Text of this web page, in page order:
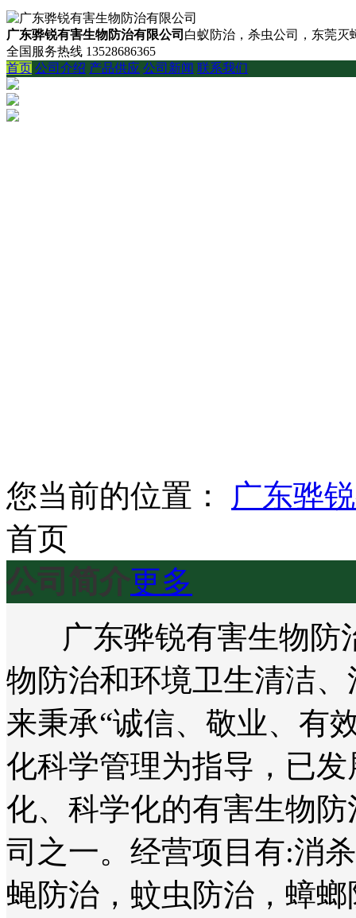
广东骅锐有害生物防治有限公司 白蚁防治，杀虫公司，东莞灭
全国服务热线 13528686365
首页 公司介绍 产品供应 公司新闻 联系我们
您当前的位置：
广东骅
首页
公司简介更多
广东骅锐有害生物防
物防治和环境卫生清洁
来秉承“诚信、敬业、有
化科学管理为指导，已
化、科学化的有害生物
司之一。经营项目有:消
蝇防治，蚊虫防治，蟑